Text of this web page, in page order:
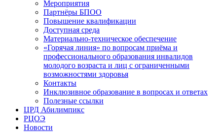
Мероприятия
Партнёры БПОО
Повышение квалификации
Доступная среда
Материально-техническое обеспечение
«Горячая линия» по вопросам приёма и
профессионального образования инвалидов
молодого возраста и лиц с ограниченными
возможностями здоровья
Контакты
Инклюзивное образование в вопросах и ответах
Полезные ссылки
ЦРД Абилимпикс
РЦОЭ
Новости